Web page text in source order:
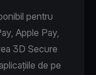
pentru
Apple Pay,
3D Secure
de pe